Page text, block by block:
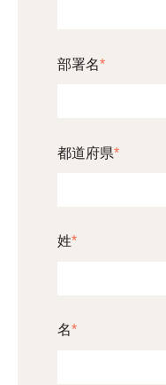
部署名*
都道府県*
姓*
名*